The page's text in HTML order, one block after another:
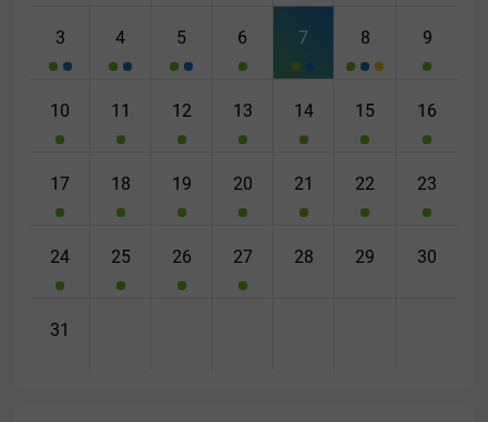
3 4 5 6 7 8 9
10 11 12 13 14 15 16
17 18 19 20 21 22 23
24 25 26 27 28 29 30
31